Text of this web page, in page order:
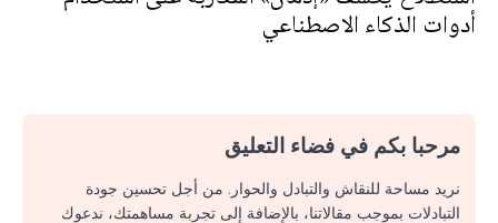
أدوات الذكاء الاصطناعي
مرحبا بكم في فضاء التعليق
نريد مساحة للنقاش والتبادل والحوار. من أجل تحسين جودة
التبادلات بموجب مقالاتنا، بالإضافة إلى تجربة مساهمتك، ندعوك